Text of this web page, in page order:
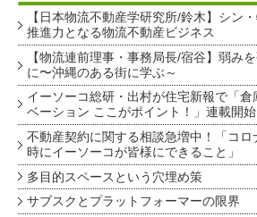
【日本物流不動産学研究所/鈴木】シン
推進力となる物流不動産ビジネス
【物流連前理事・事務局長/宿谷】弱み
に〜沖縄のある街に学ぶ～
イーソーコ総研・出村が住宅新報で「倉
ベーション ここがポイント！」連載開始
不動産契約に関する相談急増中！「コロ
時にイーソーコが皆様にできること」
多目的スペースという穴埋め策
サブスクとプラットフォーマーの限界